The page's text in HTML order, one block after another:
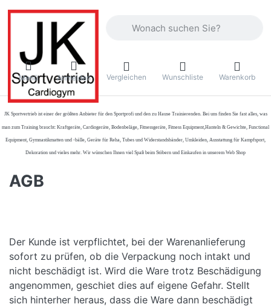
Menü Anmelden Vergleichen Wunschliste Warenkorb
JK Sportvertrieb ist einer der größten Anbieter für den Sportprofi und den zu Hause Trainierenden. Bei uns finden Sie fast alles, was
man zum Training braucht: Kraftgeräte, Cardiogeräte, Bodenbeläge, Fitnessgeräte, Fitness Equipment,Hanteln & Gewichte, Functional
Equipment, Gymnastikmatten und -bälle, Geräte für Reha, Tubes und Widerstandsbänder, Umkleiden, Ausstattung für Kampfsport,
Dekoration und vieles mehr. Wir wünschen Ihnen viel Spaß beim Stöbern und Einkaufen in unserem Web Shop
AGB
Der Kunde ist verpflichtet, bei der Warenanlieferung
sofort zu prüfen, ob die Verpackung noch intakt und
nicht beschädigt ist. Wird die Ware trotz Beschädigung
angenommen, geschiet dies auf eigene Gefahr. Stellt
sich hinterher heraus, dass die Ware dann beschädigt